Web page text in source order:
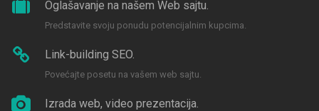
Oglašavanje na našem Web sajtu.
Predstavite svoju ponudu potencijalnim kupcima.
Link-building SEO.
Povećajte posetu na vašem web sajtu.
Izrada web, video prezentacija.